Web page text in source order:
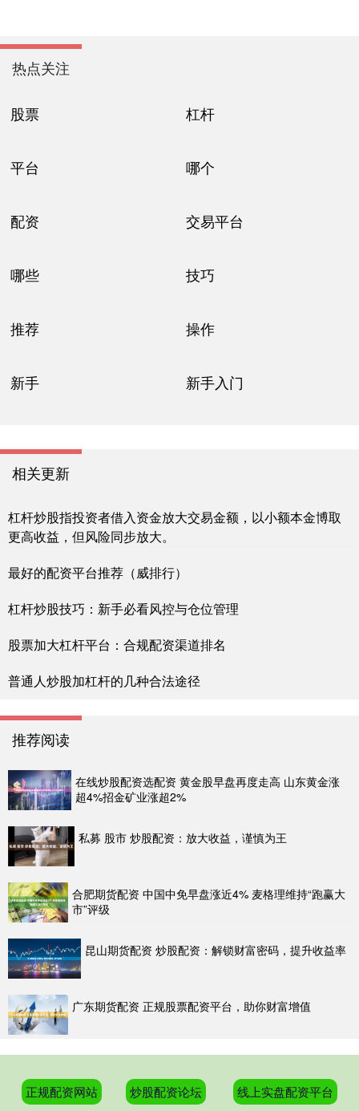
热点关注
股票 杠杆
平台 哪个
配资 交易平台
哪些 技巧
推荐 操作
新手 新手入门
相关更新
杠杆炒股指投资者借入资金放大交易金额，以小额本金博取
更高收益，但风险同步放大。
最好的配资平台推荐（威排行）
杠杆炒股技巧：新手必看风控与仓位管理
股票加大杠杆平台：合规配资渠道排名
普通人炒股加杠杆的几种合法途径
推荐阅读
在线炒股配资选配资 黄金股早盘再度走高 山东黄金涨
超4%招金矿业涨超2%
私募 股市 炒股配资：放大收益，谨慎为王
合肥期货配资 中国中免早盘涨近4% 麦格理维持“跑赢大
市”评级
昆山期货配资 炒股配资：解锁财富密码，提升收益率
广东期货配资 正规股票配资平台，助你财富增值
正规配资网站 炒股配资论坛 线上实盘配资平台